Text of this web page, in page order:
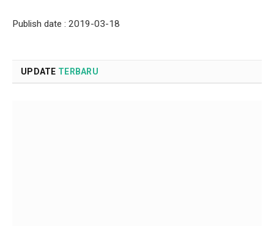
Publish date : 2019-03-18
UPDATE TERBARU